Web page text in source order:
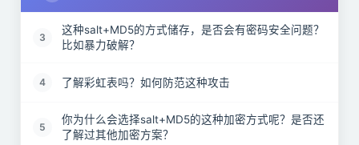
3
这种salt+MD5的方式储存，是否会有密码安全问题？
比如暴力破解？
4 了解彩虹表吗？如何防范这种攻击
5
你为什么会选择salt+MD5的这种加密方式呢？是否还
了解过其他加密方案？